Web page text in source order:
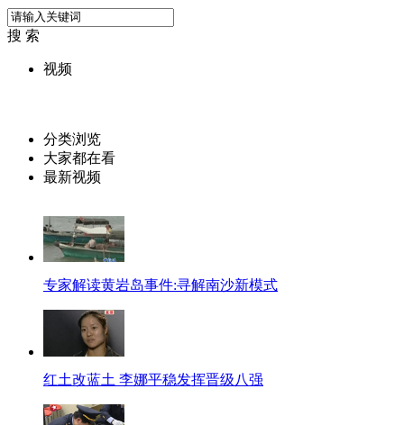
搜 索
视频
分类浏览
大家都在看
最新视频
专家解读黄岩岛事件:寻解南沙新模式
红土改蓝土 李娜平稳发挥晋级八强